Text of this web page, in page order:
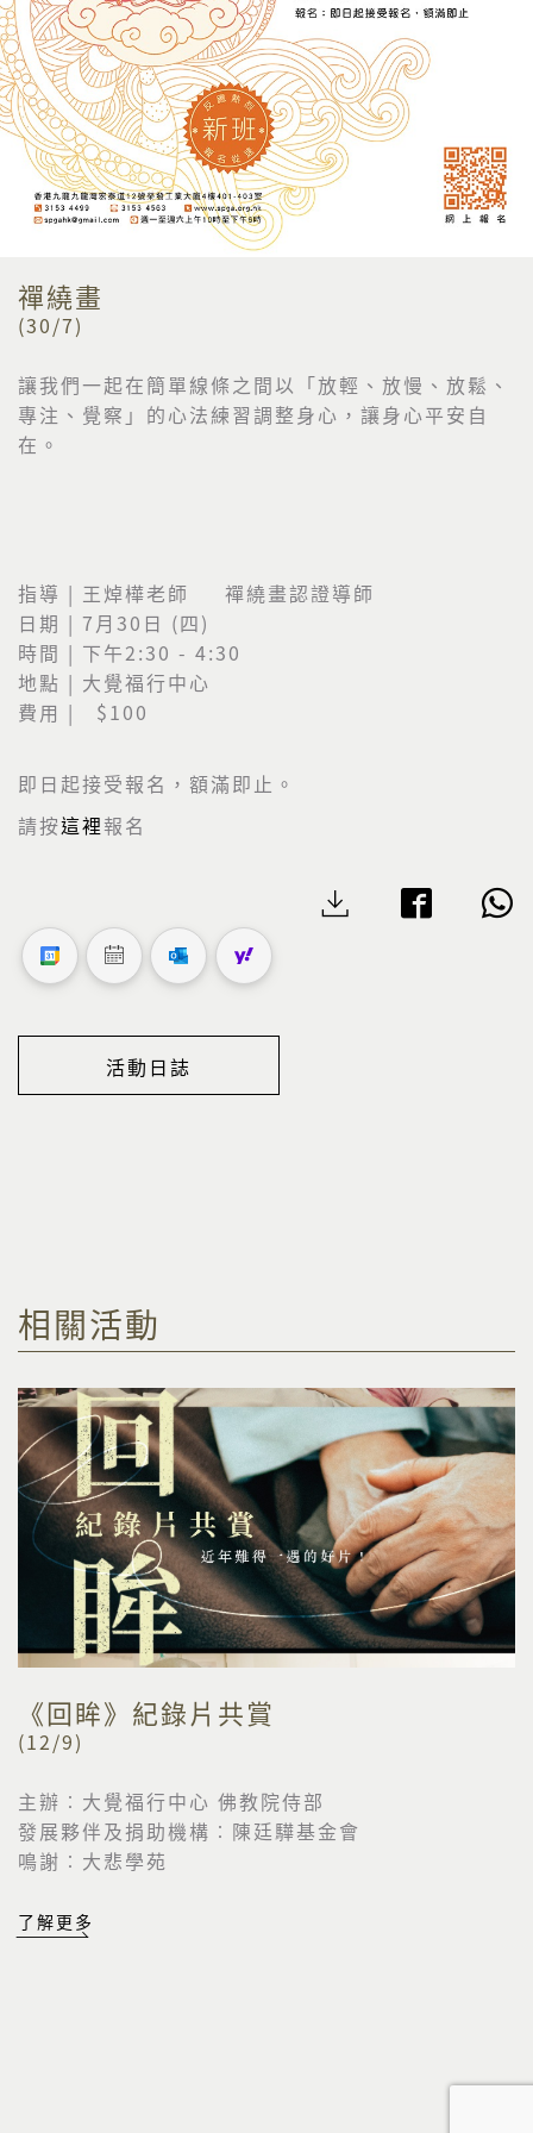
禪繞畫
(30/7)
讓我們一起在簡單線條之間以「放輕、放慢、放鬆、
專注、覺察」的心法練習調整身心，讓身心平安自
在。
指導 | 王焯樺老師 禪繞畫認證導師
日期 | 7月30日 (四)
時間 | 下午2:30 - 4:30
地點 | 大覺福行中心
費用 | $100
即日起接受報名，額滿即止。
請按這裡報名
活動日誌
相關活動
《回眸》紀錄片共賞
(12/9)
主辦︰大覺福行中心 佛教院侍部
發展夥伴及捐助機構︰陳廷驊基金會
鳴謝︰大悲學苑
了解更多